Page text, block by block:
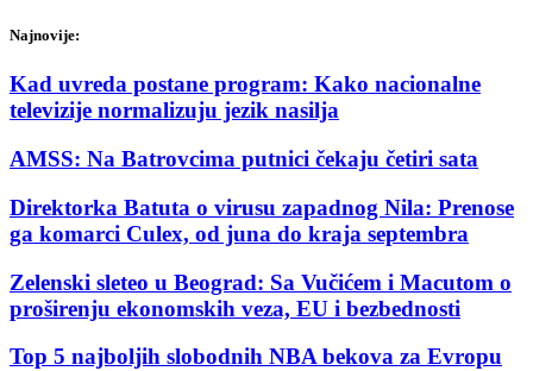
Najnovije:
Kad uvreda postane program: Kako nacionalne
televizije normalizuju jezik nasilja
AMSS: Na Batrovcima putnici čekaju četiri sata
Direktorka Batuta o virusu zapadnog Nila: Prenose
ga komarci Culex, od juna do kraja septembra
Zelenski sleteo u Beograd: Sa Vučićem i Macutom o
proširenju ekonomskih veza, EU i bezbednosti
Top 5 najboljih slobodnih NBA bekova za Evropu